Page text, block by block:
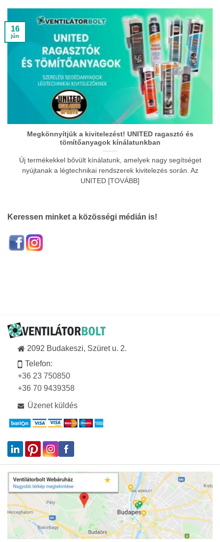
Megkönnyítjük a kivitelezést! UNITED ragasztó és
tömítőanyagok kínálatunkban
Új termékekkel bővült kínálatunk, amelyek nagy segítséget
nyújtanak a légtechnikai rendszerek kivitelezés során. Az
UNITED [TOVÁBB]
16
jún
Keressen minket a közösségi médián is!
2092 Budakeszi, Szüret u. 2.
Telefon:
+36 23 750850
+36 70 9439358
Üzenet küldés